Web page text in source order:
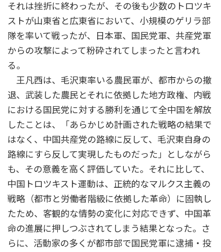
それは挫折に終わったが、その後も少数のトロツキ
ストが山東省と広東省において、小規模のゲリラ部
隊を率いて戦ったが、日本軍、国民党軍、共産党軍
からの攻撃によって粉砕されてしまったと言われ
る。
王凡西は、毛沢東率いる農民軍が、都市からの撤
退、武装した農民とそれに依拠した地方政権、内戦
における国民党に対する勝利を通じて全中国を解放
したことは、「あらかじめ計画された戦略の結果で
はなく、中国共産党の路線に反して、毛沢東自身の
路線にすら反して実現したものだった」としながら
も、その意義を高く評価していた。それに比して、
中国トロツキスト運動は、正統的なマルクス主義の
戦略（都市と労働者階級に依拠した革命）に固執し
たため、客観的な情勢の変化に対応できず、中国革
命の進展に押しつぶされてしまう結果となった。さ
らに、活動家の多くが都市部で国民党軍に逮捕・投